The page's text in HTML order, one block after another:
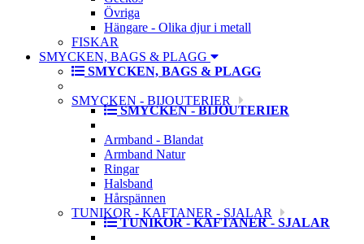
Övriga
Hängare - Olika djur i metall
FISKAR
SMYCKEN, BAGS & PLAGG
SMYCKEN, BAGS & PLAGG
SMYCKEN - BIJOUTERIER
SMYCKEN - BIJOUTERIER
Armband - Blandat
Armband Natur
Ringar
Halsband
Hårspännen
TUNIKOR - KAFTANER - SJALAR
TUNIKOR - KAFTANER - SJALAR